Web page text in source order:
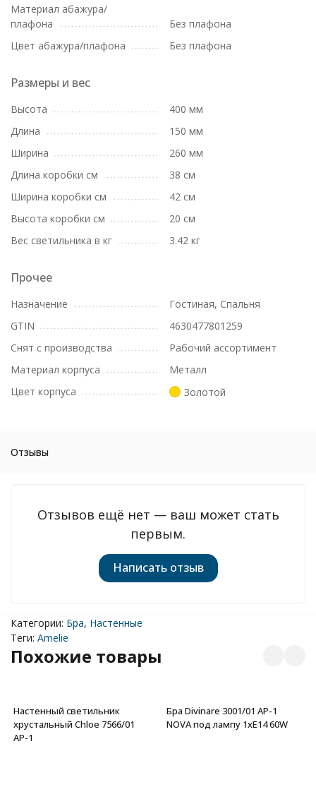
Материал абажура/
плафона
Без плафона
Цвет абажура/плафона
Без плафона
Размеры и вес
Высота
400 мм
Длина
150 мм
Ширина
260 мм
Длина коробки см
38 см
Ширина коробки см
42 см
Высота коробки см
20 см
Вес светильника в кг
3.42 кг
Прочее
Назначение
Гостиная, Спальня
GTIN
4630477801259
Снят с производства
Рабочий ассортимент
Материал корпуса
Металл
Цвет корпуса
Золотой
Отзывы
Отзывов ещё нет — ваш может стать
первым.
Написать отзыв
Категории: Бра, Настенные
Теги: Amelie
Похожие товары
Настенный светильник
хрустальный Chloe 7566/01
AP-1
Бра Divinare 3001/01 AP-1
NOVA под лампу 1xE14 60W